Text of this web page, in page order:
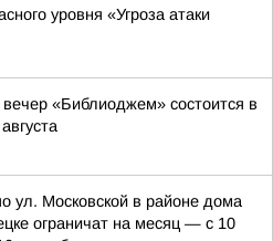
уровня «Угроза атаки
вечер «Библиоджем» состоится в
ул. Московской в районе дома
ограничат на месяц — с 10